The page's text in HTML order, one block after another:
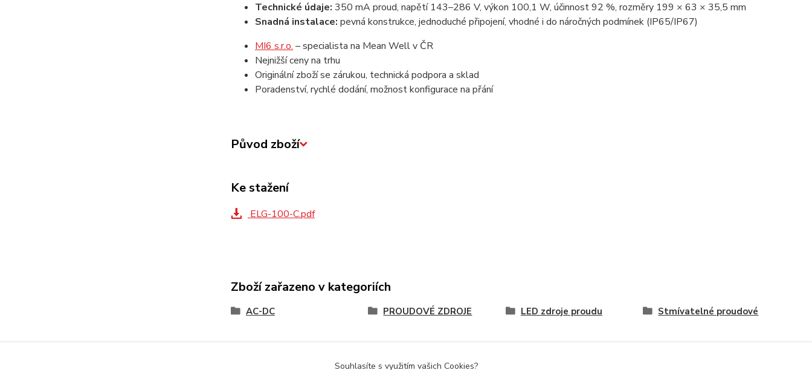
Technické údaje: 350 mA proud, napětí 143–286 V, výkon 100,1 W, účinnost 92 %, rozměry 199 × 63 × 35,5 mm
Snadná instalace: pevná konstrukce, jednoduché připojení, vhodné i do náročných podmínek (IP65/IP67)
MI6 s.r.o. – specialista na Mean Well v ČR
Nejnižší ceny na trhu
Originální zboží se zárukou, technická podpora a sklad
Poradenství, rychlé dodání, možnost konfigurace na přání
Původ zboží
Ke stažení
ELG-100-C.pdf
Zboží zařazeno v kategoriích
AC-DC PROUDOVÉ ZDROJE LED zdroje proudu Stmívatelné proudové
Souhlasíte s využitím vašich Cookies?